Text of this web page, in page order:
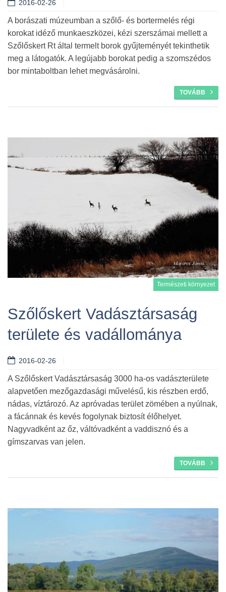
2016-02-26
A borászati múzeumban a szőlő- és bortermelés régi
korokat idéző munkaeszközei, kézi szerszámai mellett a
Szőlőskert Rt által termelt borok gyűjteményét tekinthetik
meg a látogatók. A legújabb borokat pedig a szomszédos
bor mintaboltban lehet megvásárolni.
TOVÁBB
Természeti környezet
Szőlőskert Vadásztársaság
területe és vadállománya
2016-02-26
A Szőlőskert Vadásztársaság 3000 ha-os vadászterülete
alapvetően mezőgazdasági művelésű, kis részben erdő,
nádas, víztározó. Az apróvadas terület zömében a nyúlnak,
a fácánnak és kevés fogolynak biztosít élőhelyet.
Nagyvadként az őz, váltóvadként a vaddisznó és a
gímszarvas van jelen.
TOVÁBB